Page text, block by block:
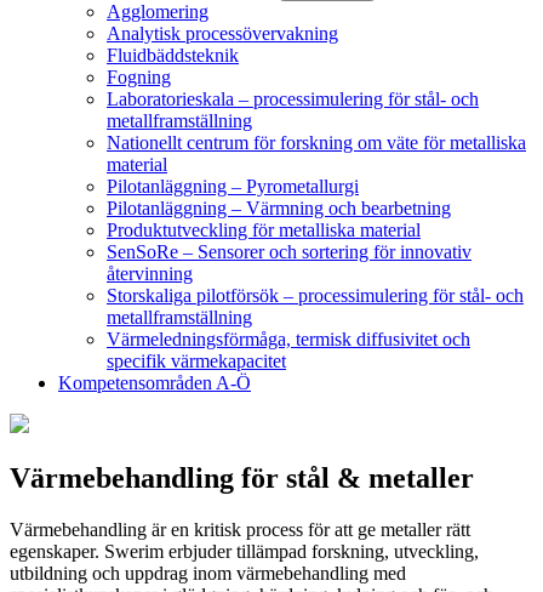
Agglomering
Analytisk processövervakning
Fluidbäddsteknik
Fogning
Laboratorieskala – processimulering för stål- och
metallframställning
Nationellt centrum för forskning om väte för metalliska
material
Pilotanläggning – Pyrometallurgi
Pilotanläggning – Värmning och bearbetning
Produktutveckling för metalliska material
SenSoRe – Sensorer och sortering för innovativ
återvinning
Storskaliga pilotförsök – processimulering för stål- och
metallframställning
Värmeledningsförmåga, termisk diffusivitet och
specifik värmekapacitet
Kompetensområden A-Ö
Värmebehandling för stål & metaller
Värmebehandling är en kritisk process för att ge metaller rätt
egenskaper. Swerim erbjuder tillämpad forskning, utveckling,
utbildning och uppdrag inom värmebehandling med